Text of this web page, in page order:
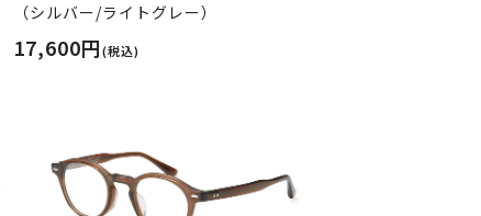
（シルバー/ライトグレー）
17,600円(税込)